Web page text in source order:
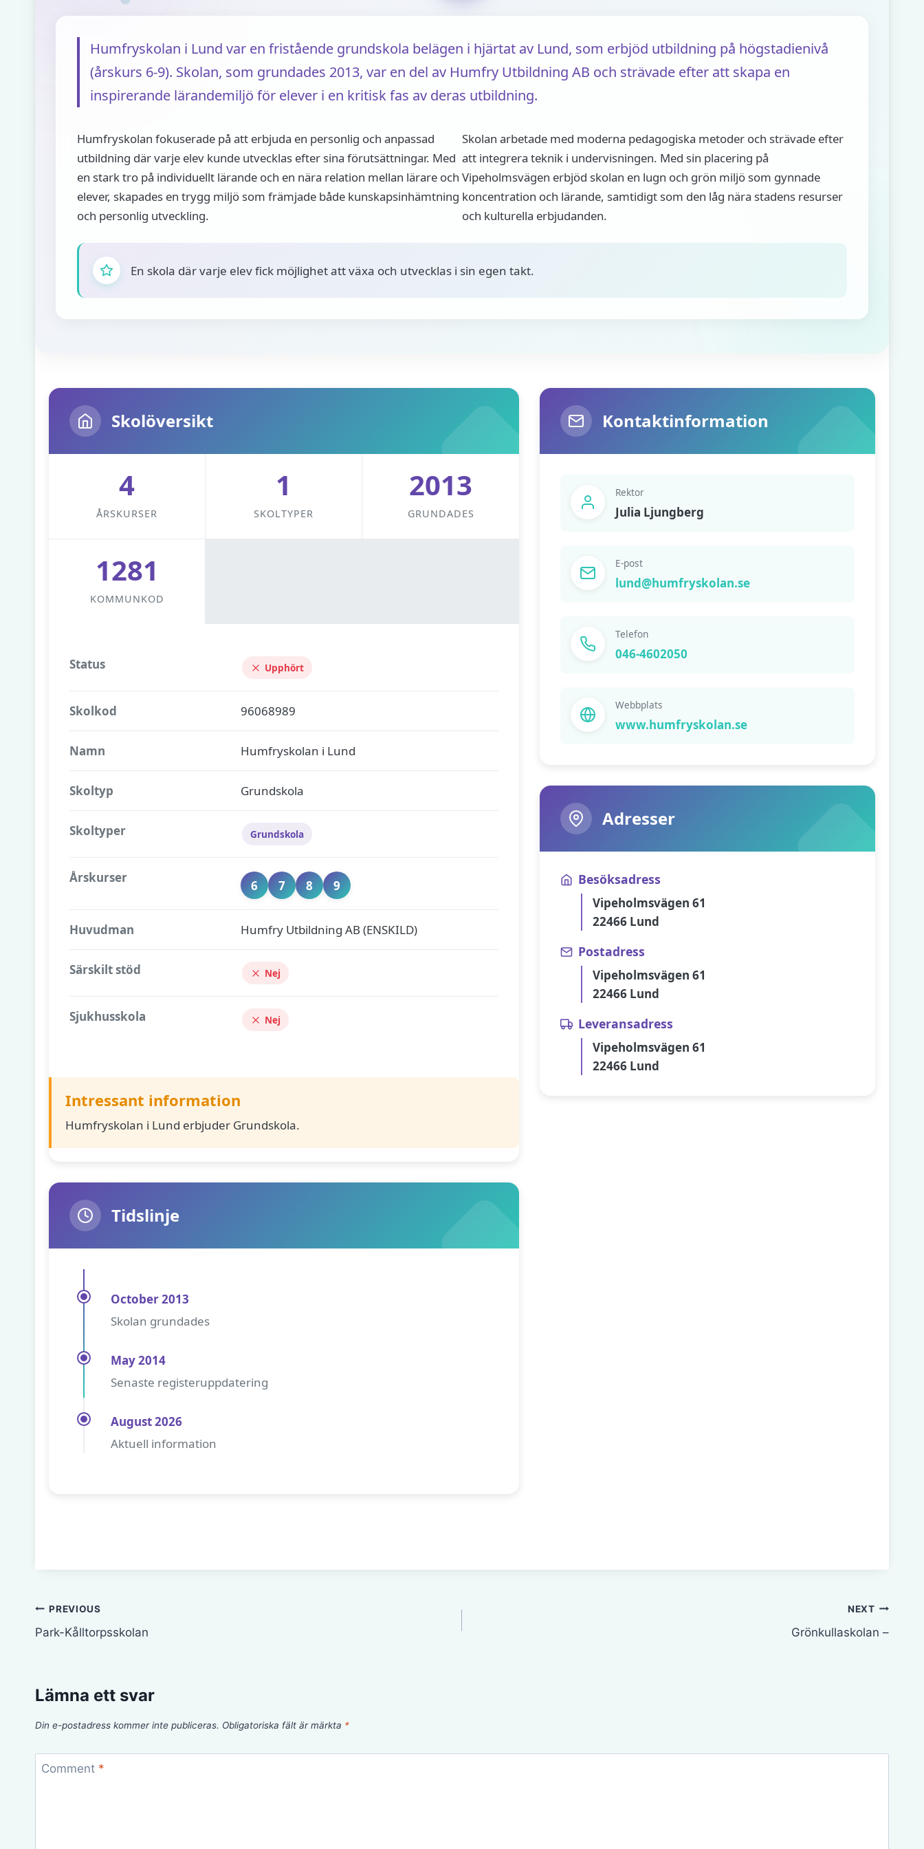
Humfryskolan i Lund var en fristående grundskola belägen i hjärtat av Lund, som erbjöd utbildning på högstadienivå
(årskurs 6-9). Skolan, som grundades 2013, var en del av Humfry Utbildning AB och strävade efter att skapa en
inspirerande lärandemiljö för elever i en kritisk fas av deras utbildning.
Humfryskolan fokuserade på att erbjuda en personlig och anpassad
utbildning där varje elev kunde utvecklas efter sina förutsättningar. Med
en stark tro på individuellt lärande och en nära relation mellan lärare och
elever, skapades en trygg miljö som främjade både kunskapsinhämtning
och personlig utveckling.
Skolan arbetade med moderna pedagogiska metoder och strävade efter
att integrera teknik i undervisningen. Med sin placering på
Vipeholmsvägen erbjöd skolan en lugn och grön miljö som gynnade
koncentration och lärande, samtidigt som den låg nära stadens resurser
och kulturella erbjudanden.
En skola där varje elev fick möjlighet att växa och utvecklas i sin egen takt.
Skolöversikt
4
ÅRSKURSER
1
SKOLTYPER
2013
GRUNDADES
1281
KOMMUNKOD
Status Upphört
Skolkod 96068989
Namn Humfryskolan i Lund
Skoltyp Grundskola
Skoltyper Grundskola
Årskurser 6 7 8 9
Huvudman Humfry Utbildning AB (ENSKILD)
Särskilt stöd Nej
Sjukhusskola Nej
Intressant information
Humfryskolan i Lund erbjuder Grundskola.
Tidslinje
October 2013
Skolan grundades
May 2014
Senaste registeruppdatering
August 2026
Aktuell information
Kontaktinformation
Rektor
Julia Ljungberg
E-post
lund@humfryskolan.se
Telefon
046-4602050
Webbplats
www.humfryskolan.se
Adresser
Besöksadress
Vipeholmsvägen 61
22466 Lund
Postadress
Vipeholmsvägen 61
22466 Lund
Leveransadress
Vipeholmsvägen 61
22466 Lund
Inläggsnavigering
PREVIOUS
Park-Kålltorpsskolan
NEXT
Grönkullaskolan –
Lämna ett svar
Din e-postadress kommer inte publiceras. Obligatoriska fält är märkta *
Comment *